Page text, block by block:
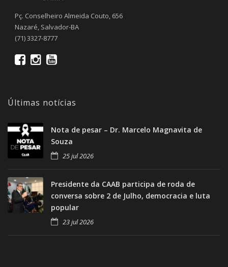
Pç. Conselheiro Almeida Couto, 656
Nazaré, Salvador-BA
(71) 3327-8777
Últimas notícias
Nota de pesar – Dr. Marcelo Magnavita de
Souza
25 jul 2026
Presidente da CAAB participa de roda de
conversa sobre 2 de Julho, democracia e luta
popular
23 jul 2026